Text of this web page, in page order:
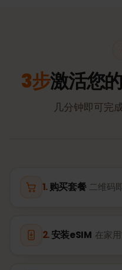
3步激活您
几分钟即可完
购买套餐 二维码
安装eSIM 在家